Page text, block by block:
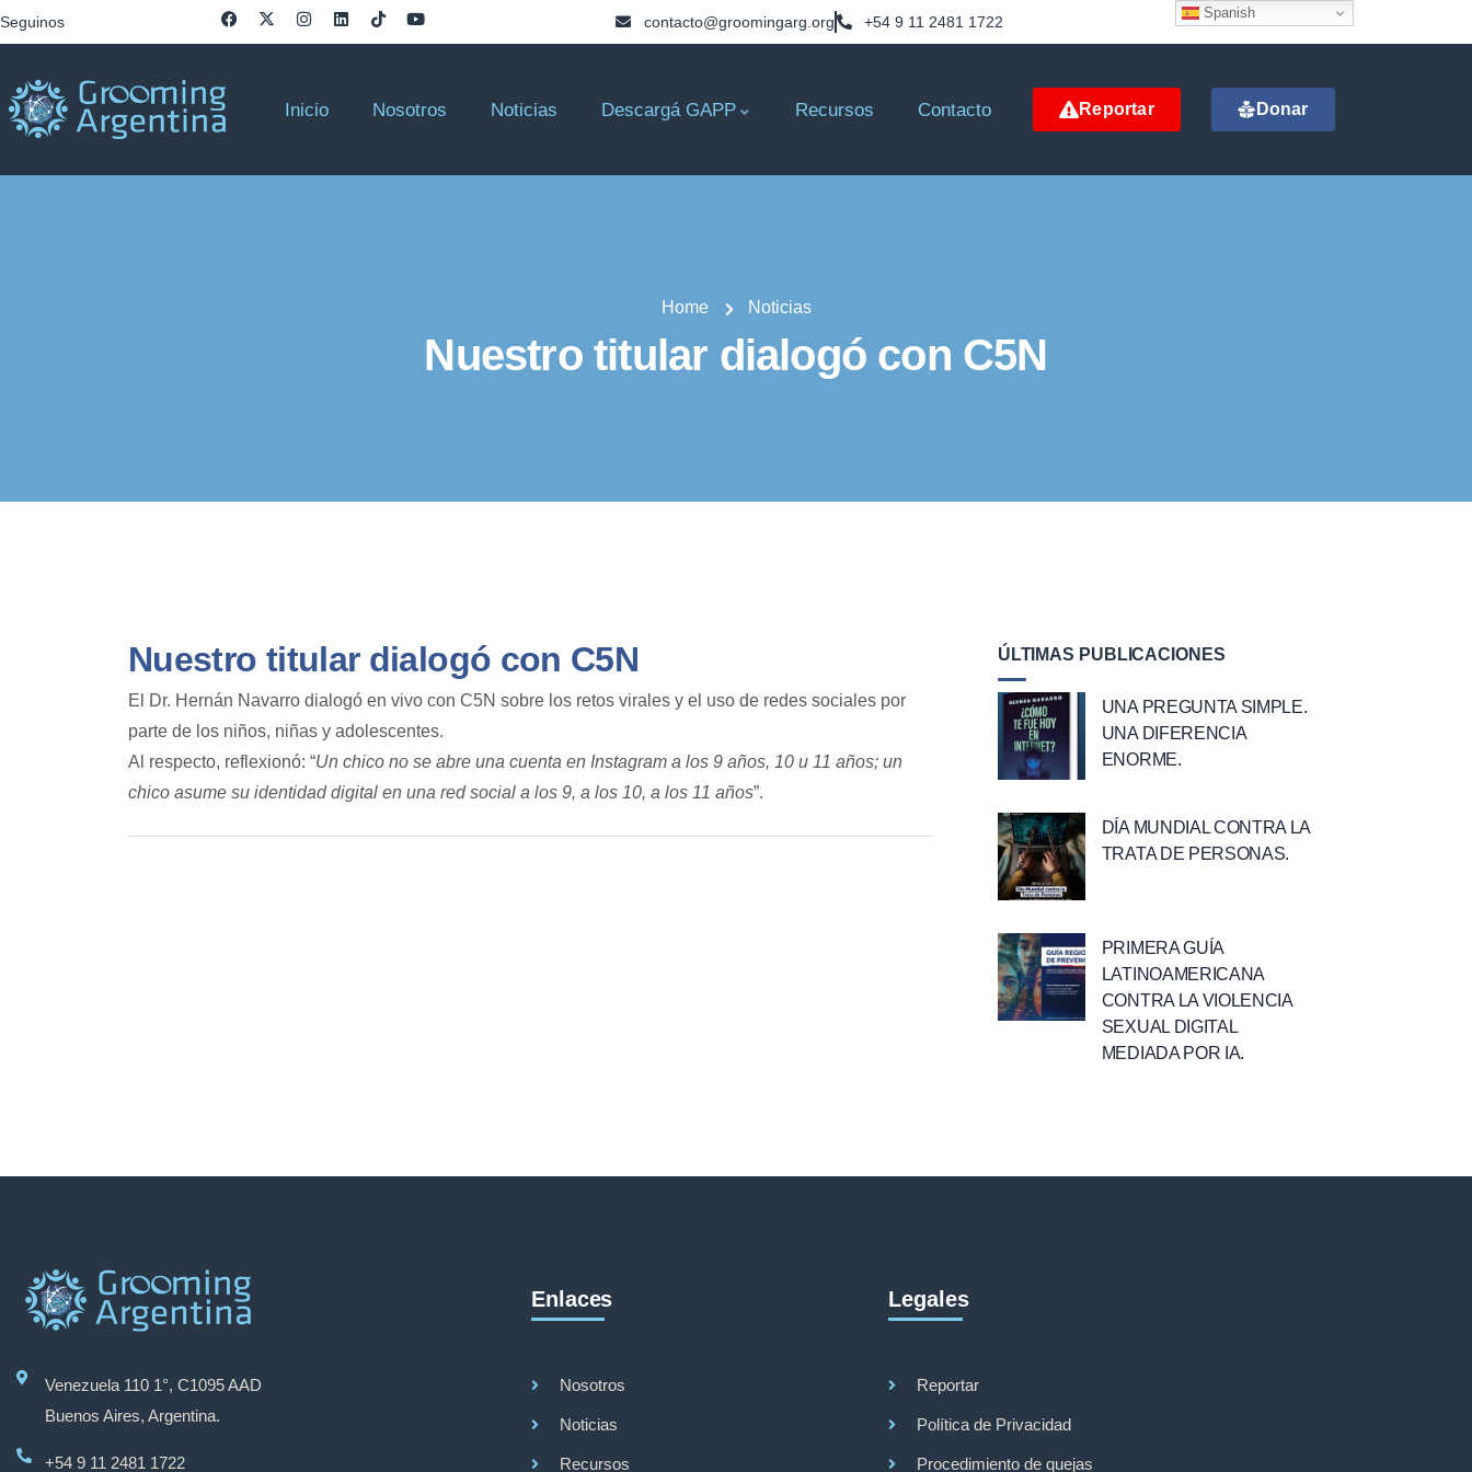
Seguinos contacto@groomingarg.org +54 9 11 2481 1722
Inicio Nosotros Noticias Descargá GAPP Recursos Contacto Reportar Donar
Home Noticias
Nuestro titular dialogó con C5N
Nuestro titular dialogó con C5N
El Dr. Hernán Navarro dialogó en vivo con C5N sobre los retos virales y el uso de redes sociales por
parte de los niños, niñas y adolescentes.
Al respecto, reflexionó: “Un chico no se abre una cuenta en Instagram a los 9 años, 10 u 11 años; un
chico asume su identidad digital en una red social a los 9, a los 10, a los 11 años”.
ÚLTIMAS PUBLICACIONES
UNA PREGUNTA SIMPLE.
UNA DIFERENCIA
ENORME.
DÍA MUNDIAL CONTRA LA
TRATA DE PERSONAS.
PRIMERA GUÍA
LATINOAMERICANA
CONTRA LA VIOLENCIA
SEXUAL DIGITAL
MEDIADA POR IA.
Venezuela 110 1°, C1095 AAD
Buenos Aires, Argentina.
+54 9 11 2481 1722
Enlaces
Nosotros
Noticias
Recursos
Legales
Reportar
Política de Privacidad
Procedimiento de quejas
Spanish